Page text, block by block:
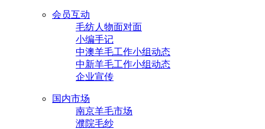
会员互动
毛纺人物面对面
小编手记
中澳羊毛工作小组动态
中新羊毛工作小组动态
企业宣传
国内市场
南京羊毛市场
濮院毛纱